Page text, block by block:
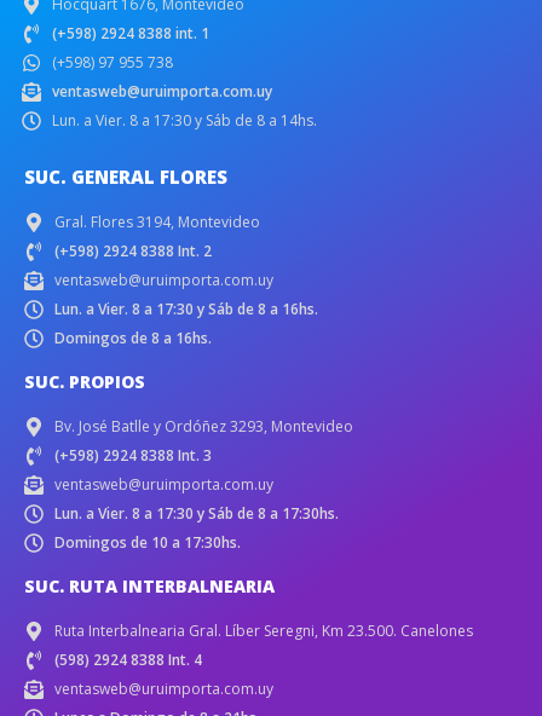
Hocquart 1676, Montevideo
(+598) 2924 8388 int. 1
(+598) 97 955 738
ventasweb@uruimporta.com.uy
Lun. a Vier. 8 a 17:30 y Sáb de 8 a 14hs.
SUC. GENERAL FLORES
Gral. Flores 3194, Montevideo
(+598) 2924 8388 Int. 2
ventasweb@uruimporta.com.uy
Lun. a Vier. 8 a 17:30 y Sáb de 8 a 16hs.
Domingos de 8 a 16hs.
SUC. PROPIOS
Bv. José Batlle y Ordóñez 3293, Montevideo
(+598) 2924 8388 Int. 3
ventasweb@uruimporta.com.uy
Lun. a Vier. 8 a 17:30 y Sáb de 8 a 17:30hs.
Domingos de 10 a 17:30hs.
SUC. RUTA INTERBALNEARIA
Ruta Interbalnearia Gral. Líber Seregni, Km 23.500. Canelones
(598) 2924 8388 Int. 4
ventasweb@uruimporta.com.uy